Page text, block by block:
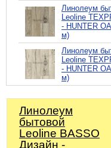
Линолеум
Leoline
- HUNTER
м)
Линолеум
Leoline
- HUNTER
м)
Линолеум
бытовой
Leoline BASSO
Дизайн -